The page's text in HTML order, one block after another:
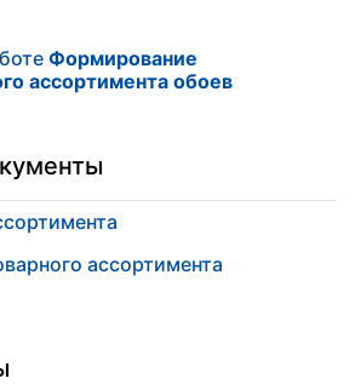
Формирование
ассортимента обоев
ассортимента